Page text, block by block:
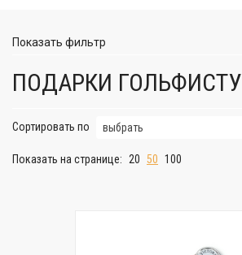
Показать фильтр
ПОДАРКИ ГОЛЬФИСТУ
Сортировать по выбрать
Показать на странице: 20 50 100